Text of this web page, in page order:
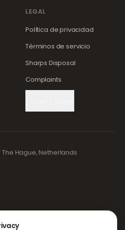
LEGAL
Política de privacidad
Términos de servicio
Sharps Disposal
Complaints
The Hague, Netherlands